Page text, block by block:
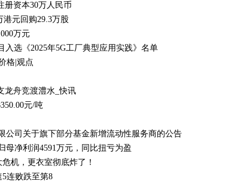
册资本30万人民币
港元回购29.3万股
万元
入选《2025年5G工厂典型应用实践》名单
格|观点
龙舟竞渡澧水_快讯
元/吨
公司关于旗下部分基金新增流动性服务商的公告
母净利润4591万元，同比扭亏为盈
机，更衣室彻底炸了！
连败跌至第8